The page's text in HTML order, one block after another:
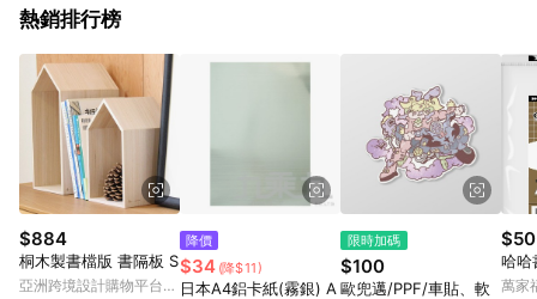
熱銷排行榜
$884
桐木製書檔版 書隔板 S
亞洲跨境設計購物平台
降價
$34 (降$11)
日本A4鋁卡紙(霧銀) A
限時加碼
$100
歐兜邁/PPF/車貼、軟
$50
哈哈
萬家